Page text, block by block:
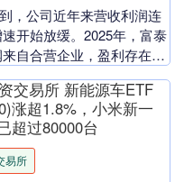
，公司近年来营收利润连
开始放缓。2025年，富泰
自合营企业，盈利存在依
交易所 新能源车ETF
涨超1.8%，小米新一
超过80000台
易所